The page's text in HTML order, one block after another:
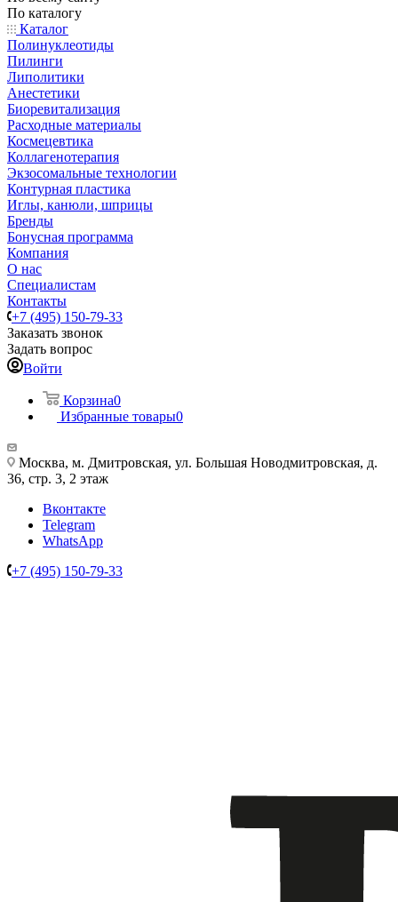
По каталогу
Каталог
Полинуклеотиды
Пилинги
Липолитики
Анестетики
Биоревитализация
Расходные материалы
Космецевтика
Коллагенотерапия
Экзосомальные технологии
Контурная пластика
Иглы, канюли, шприцы
Бренды
Бонусная программа
Компания
О нас
Специалистам
Контакты
+7 (495) 150-79-33
Заказать звонок
Задать вопрос
Войти
Корзина0
Избранные товары0
Москва, м. Дмитровская, ул. Большая Новодмитровская, д.
36, стр. 3, 2 этаж
Вконтакте
Telegram
WhatsApp
+7 (495) 150-79-33